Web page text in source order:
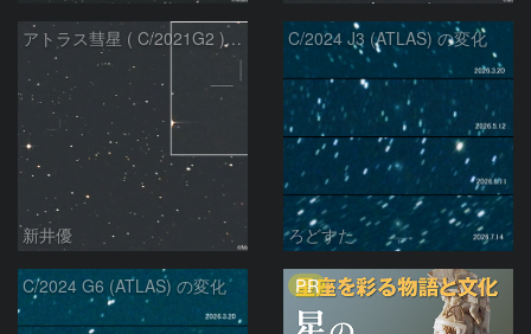
アトラス彗星 ( C/2021G2 )：2026/07/08
新井優
C/2024 J3 (ATLAS) の変化
ろどすた
C/2024 G6 (ATLAS) の変化 PR